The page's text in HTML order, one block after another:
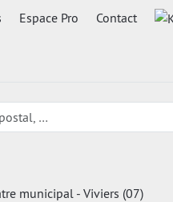
Espace Pro Contact
municipal - Viviers (07)